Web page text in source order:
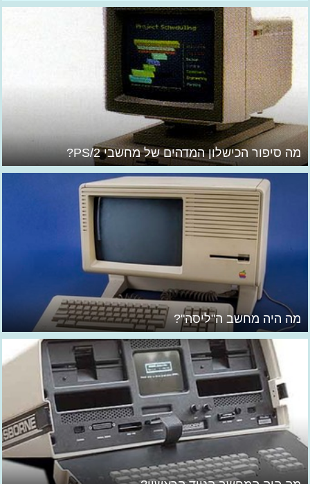
מה סיפור הכישלון המדהים של מחשבי PS/2?
מה היה מחשב ה"ליסה"?